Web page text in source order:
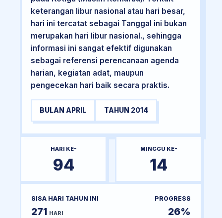
keterangan libur nasional atau hari besar,
hari ini tercatat sebagai Tanggal ini bukan
merupakan hari libur nasional., sehingga
informasi ini sangat efektif digunakan
sebagai referensi perencanaan agenda
harian, kegiatan adat, maupun
pengecekan hari baik secara praktis.
BULAN APRIL TAHUN 2014
HARI KE-
94
MINGGU KE-
14
SISA HARI TAHUN INI
271 HARI
PROGRESS
26%